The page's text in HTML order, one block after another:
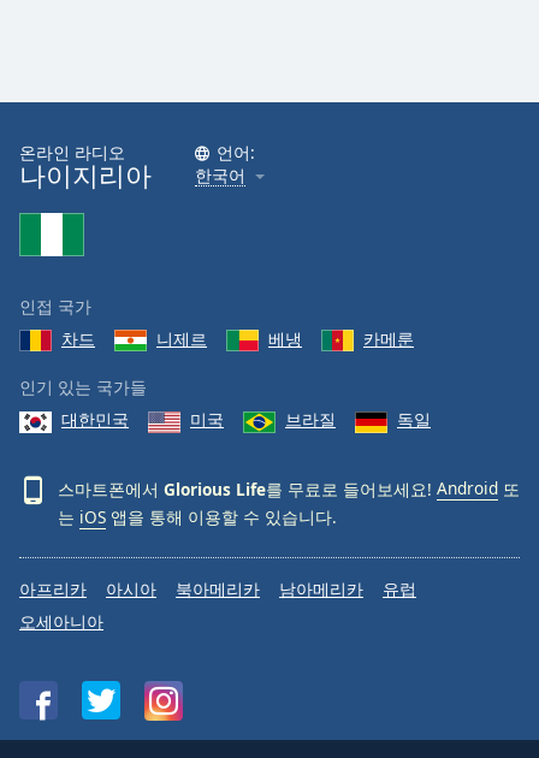
Style
Font
Reset
Modal
Dialog
End
dialog
window.
온라인 라디오
나이지리아
언어:
한국어
인접 국가
차드
니제르 베냉 카메룬
인기 있는 국가들
대한민국
미국 브라질 독일
스마트폰에서 Glorious Life를 무료로 들어보세요! Android 또
는 iOS 앱을 통해 이용할 수 있습니다.
아프리카 아시아 북아메리카 남아메리카
유럽
오세아니아